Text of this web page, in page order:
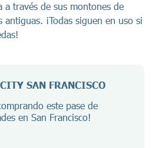
a través de sus montones de
antiguas. ¡Todas siguen en uso si
SAN FRANCISCO
este pase de
en San Francisco!